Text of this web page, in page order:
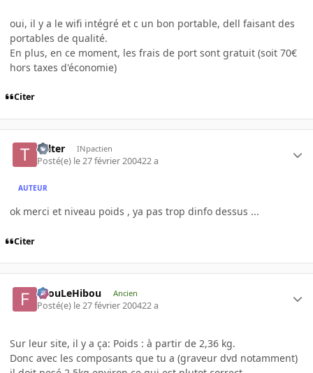
oui, il y a le wifi intégré et c un bon portable, dell faisant des
portables de qualité.
En plus, en ce moment, les frais de port sont gratuit (soit 70€
hors taxes d'économie)
Citer
Tolter INpactien
Posté(e) le 27 février 200422 a
AUTEUR
ok merci et niveau poids , ya pas trop dinfo dessus ...
Citer
FilouLeHibou Ancien
Posté(e) le 27 février 200422 a
Sur leur site, il y a ça: Poids : à partir de 2,36 kg.
Donc avec les composants que tu a (graveur dvd notamment)